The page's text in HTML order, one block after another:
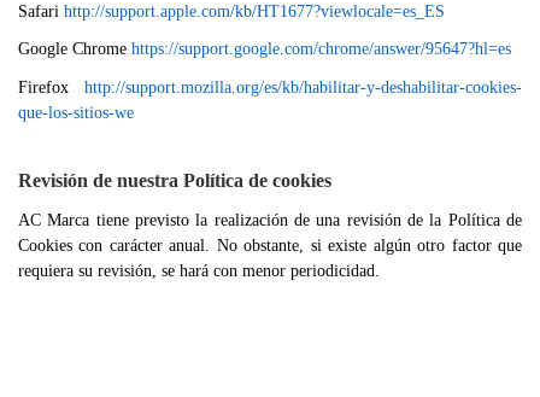
Safari http://support.apple.com/kb/HT1677?viewlocale=es_ES
Google Chrome https://support.google.com/chrome/answer/95647?hl=es
Firefox http://support.mozilla.org/es/kb/habilitar-y-deshabilitar-cookies-
que-los-sitios-we
Revisión de nuestra Política de cookies
AC Marca tiene previsto la realización de una revisión de la Política de
Cookies con carácter anual. No obstante, si existe algún otro factor que
requiera su revisión, se hará con menor periodicidad.